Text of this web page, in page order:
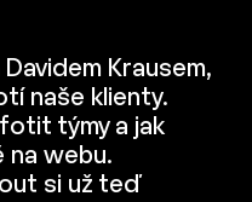
Krausem,
naše klienty.
týmy a jak
na webu.
si už teď